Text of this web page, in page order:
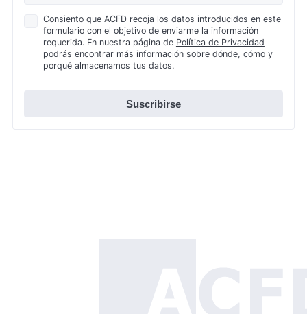
Política
Privacidad
Consiento que ACFD recoja los datos introducidos en este
formulario con el objetivo de enviarme la información
requerida. En nuestra página de Política de Privacidad
podrás encontrar más información sobre dónde, cómo y
porqué almacenamos tus datos.
Suscribirse